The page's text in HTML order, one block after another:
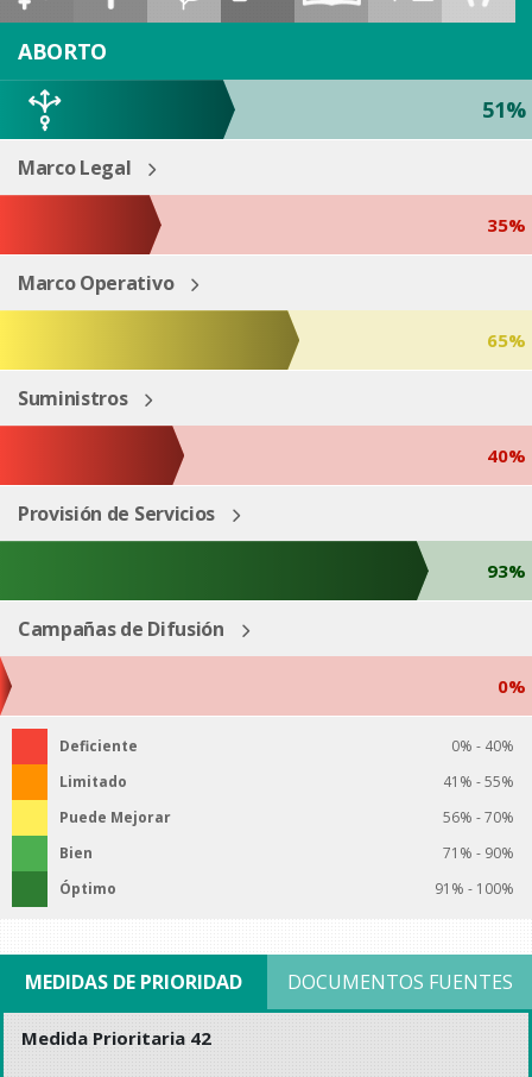
ESP ENG
ABORTO
51%
Marco Legal
35%
Marco Operativo
65%
Suministros
40%
Provisión de Servicios
93%
Campañas de Difusión
0%
Deficiente
0% - 40%
Limitado
41% - 55%
Puede Mejorar
56% - 70%
Bien
71% - 90%
Óptimo
91% - 100%
MEDIDAS DE PRIORIDAD DOCUMENTOS FUENTES
Medida Prioritaria 42